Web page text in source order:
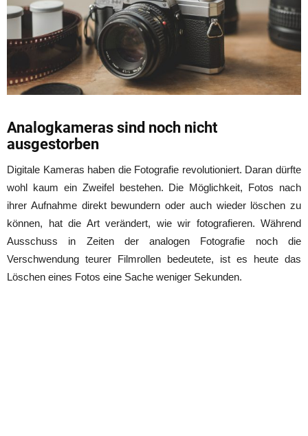
Analogkameras sind noch nicht
ausgestorben
Digitale Kameras haben die Fotografie revolutioniert. Daran dürfte
wohl kaum ein Zweifel bestehen. Die Möglichkeit, Fotos nach
ihrer Aufnahme direkt bewundern oder auch wieder löschen zu
können, hat die Art verändert, wie wir fotografieren. Während
Ausschuss in Zeiten der analogen Fotografie noch die
Verschwendung teurer Filmrollen bedeutete, ist es heute das
Löschen eines Fotos eine Sache weniger Sekunden.